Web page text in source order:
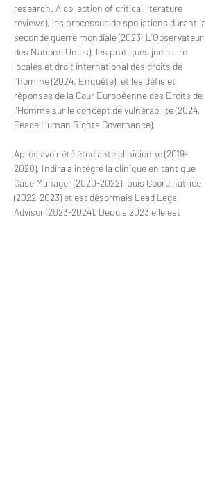
research. A collection of critical literature
reviews), les processus de spoliations durant la
seconde guerre mondiale (2023, L’Observateur
des Nations Unies), les pratiques judiciaire
locales et droit international des droits de
l’homme (2024, Enquête), et les défis et
réponses de la Cour Européenne des Droits de
l'Homme sur le concept de vulnérabilité (2024,
Peace Human Rights Governance).
Après avoir été étudiante clinicienne (2019-
2020), Indira a intégré la clinique en tant que
Case Manager (2020-2022), puis Coordinatrice
(2022-2023) et est désormais Lead Legal
Advisor (2023-2024). Depuis 2023 elle est